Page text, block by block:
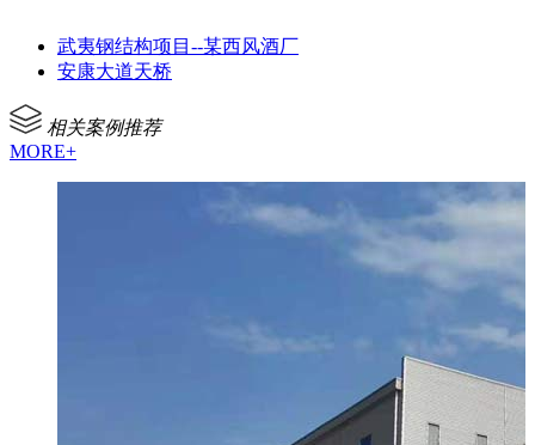
武夷钢结构项目--某西风酒厂
安康大道天桥
相关案例推荐
MORE+